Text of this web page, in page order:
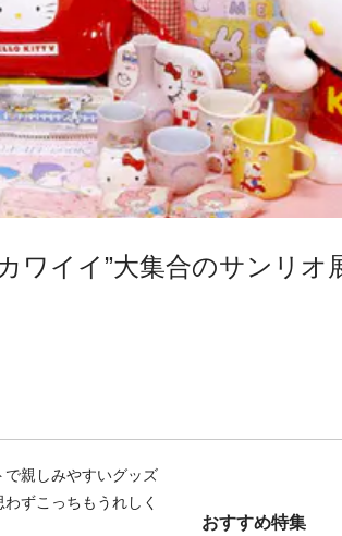
ワイイ”大集合のサンリオ
親しみやすいグッズ
ずこっちもうれしく
おすすめ特集